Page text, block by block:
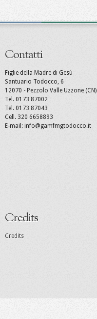
Contatti
Figlie della Madre di Gesù
Santuario Todocco, 6
12070 - Pezzolo Valle Uzzone (CN)
Tel. 0173 87002
Tel. 0173 87043
Cell. 320 6658893
E-mail: info@gamfmgtodocco.it
Credits
Credits